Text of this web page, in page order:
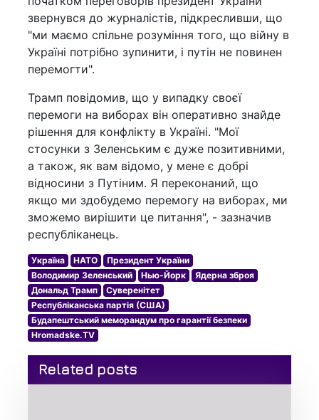
звернувся до журналістів, підкресливши, що
"ми маємо спільне розуміння того, що війну в
Україні потрібно зупинити, і путін не повинен
перемогти".
Трамп повідомив, що у випадку своєї
перемоги на виборах він оперативно знайде
рішення для конфлікту в Україні. "Мої
стосунки з Зеленським є дуже позитивними,
а також, як вам відомо, у мене є добрі
відносини з Путіним. Я переконаний, що
якщо ми здобудемо перемогу на виборах, ми
зможемо вирішити це питання", - зазначив
республіканець.
Україна НАТО
Президент України
Володимир Зеленський
Нью-Йорк
Ядерна зброя
Дональд Трамп
Суверенітет
Республіканська партія (США)
Будапештський меморандум про гарантії безпеки
Hromadske.TV
Related posts